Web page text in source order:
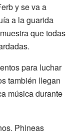
y se va a
a la guarida
que todas
para luchar
también llegan
música durante
Phineas